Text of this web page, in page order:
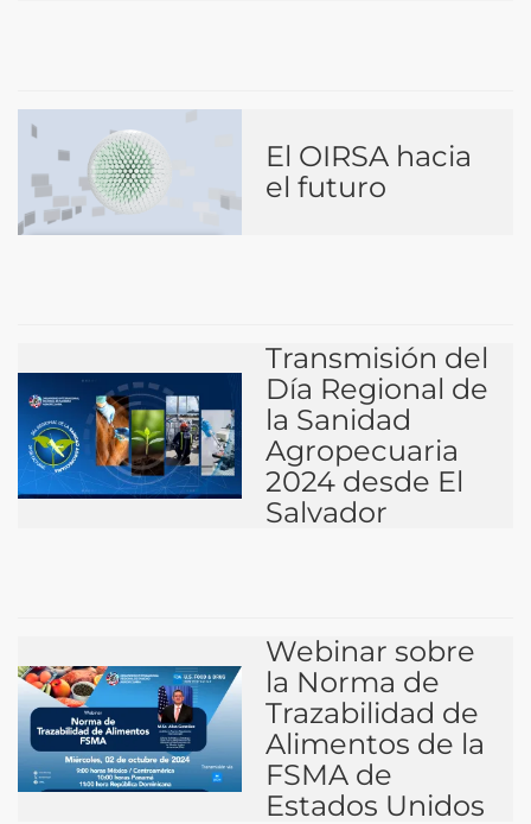
El OIRSA hacia
el futuro
Transmisión del
Día Regional de
la Sanidad
Agropecuaria
2024 desde El
Salvador
Webinar sobre
la Norma de
Trazabilidad de
Alimentos de la
FSMA de
Estados Unidos